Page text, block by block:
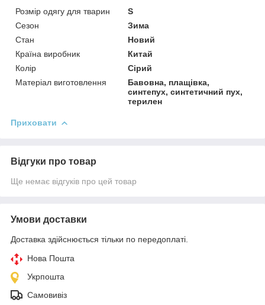
Розмір одягу для тварин
S
Сезон
Зима
Стан
Новий
Країна виробник
Китай
Колір
Сірий
Матеріал виготовлення
Бавовна, плащівка,
синтепух, синтетичний пух,
терилен
Приховати
Відгуки про товар
Ще немає відгуків про цей товар
Умови доставки
Доставка здійснюється тільки по передоплаті.
Нова Пошта
Укрпошта
Самовивіз